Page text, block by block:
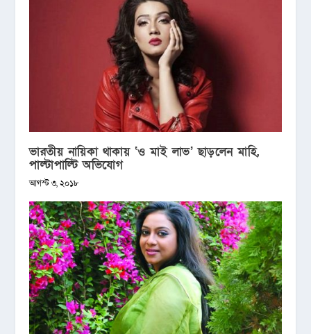
ভারতীয় নায়িকা থাকায় ‘ও মাই লাভ’ ছাড়লেন মাহি,
পাল্টাপাল্টি অভিযোগ
আগস্ট ৩, ২০১৮